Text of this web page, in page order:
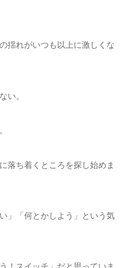
揺れがいつも以上に激しくな
い。
落ち着くところを探し始めま
」「何とかしよう」という気